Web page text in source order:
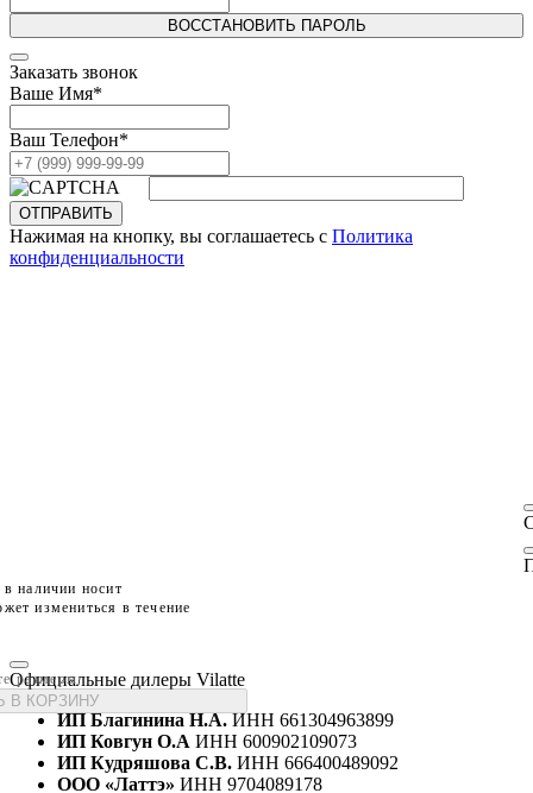
ВОССТАНОВИТЬ ПАРОЛЬ
Заказать звонок
Ваше Имя*
Ваш Телефон*
ОТПРАВИТЬ
Нажимая на кнопку, вы соглашаетесь с Политика
конфиденциальности
наличии носит
измениться в течение
размеры
В КОРЗИНУ
Официальные дилеры Vilatte
ИП Благинина Н.А.ИНН 661304963899
ИП Ковгун О.А ИНН 600902109073
ИП Кудряшова С.В. ИНН 666400489092
ООО «Латтэ» ИНН 9704089178